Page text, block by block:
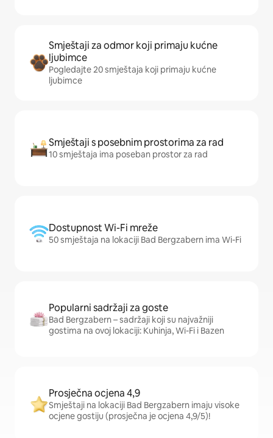
Smještaji za odmor koji primaju kućne
ljubimce
Pogledajte 20 smještaja koji primaju kućne
ljubimce
Smještaji s posebnim prostorima za rad
10 smještaja ima poseban prostor za rad
Dostupnost Wi-Fi mreže
50 smještaja na lokaciji Bad Bergzabern ima Wi-Fi
Popularni sadržaji za goste
Bad Bergzabern – sadržaji koji su najvažniji
gostima na ovoj lokaciji: Kuhinja, Wi-Fi i Bazen
Prosječna ocjena 4,9
Smještaji na lokaciji Bad Bergzabern imaju visoke
ocjene gostiju (prosječna je ocjena 4,9/5)!